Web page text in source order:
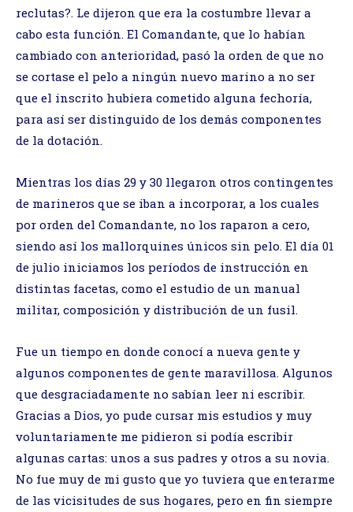
reclutas?. Le dijeron que era la costumbre llevar a
cabo esta función. El Comandante, que lo habían
cambiado con anterioridad, pasó la orden de que no
se cortase el pelo a ningún nuevo marino a no ser
que el inscrito hubiera cometido alguna fechoría,
para así ser distinguido de los demás componentes
de la dotación.
Mientras los días 29 y 30 llegaron otros contingentes
de marineros que se iban a incorporar, a los cuales
por orden del Comandante, no los raparon a cero,
siendo así los mallorquines únicos sin pelo. El día 01
de julio iniciamos los períodos de instrucción en
distintas facetas, como el estudio de un manual
militar, composición y distribución de un fusil.
Fue un tiempo en donde conocí a nueva gente y
algunos componentes de gente maravillosa. Algunos
que desgraciadamente no sabían leer ni escribir.
Gracias a Dios, yo pude cursar mis estudios y muy
voluntariamente me pidieron si podía escribir
algunas cartas: unos a sus padres y otros a su novia.
No fue muy de mi gusto que yo tuviera que enterarme
de las vicisitudes de sus hogares, pero en fin siempre